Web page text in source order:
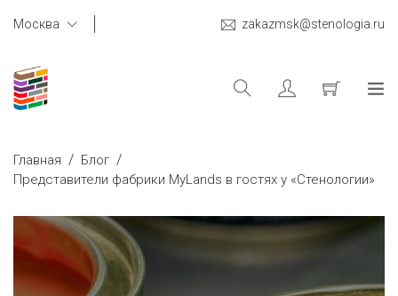
Москва zakazmsk@stenologia.ru
Главная / Блог /
Представители фабрики MyLands в гостях у «Стенологии»